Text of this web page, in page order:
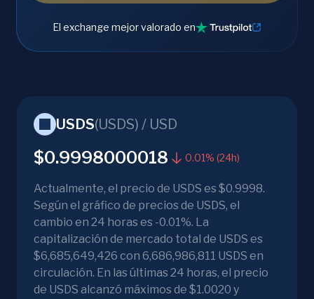
El exchange mejor valorado en
USDS(USDS) / USD
$0.9998000018 0.01% (24h)
Actualmente, el precio de USDS es $0.9998.
Según el gráfico de precios de USDS, el
cambio en 24 horas es -0.01%. La
capitalización de mercado total de USDS es
$6,685,649,426 con 6,686,986,811 USDS en
circulación. En las últimas 24 horas, el precio
de USDS alcanzó máximos de $1.0020 y